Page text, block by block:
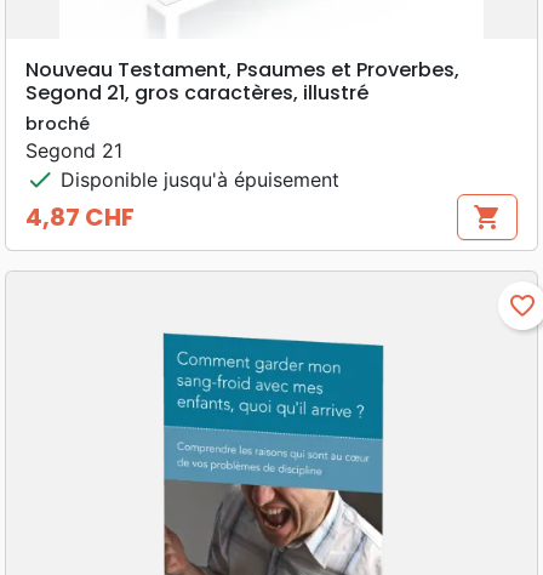
Nouveau Testament, Psaumes et Proverbes,
Segond 21, gros caractères, illustré
broché
Segond 21
check Disponible jusqu'à épuisement
Prix
4,87 CHF shopping_cart
favorite_border